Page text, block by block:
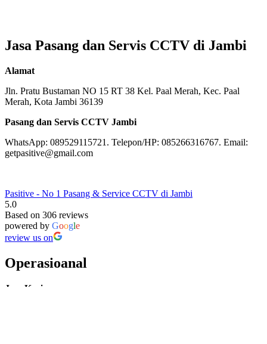
Jasa Pasang dan Servis CCTV di Jambi
Alamat
Jln. Pratu Bustaman NO 15 RT 38 Kel. Paal Merah, Kec. Paal
Merah, Kota Jambi 36139
Pasang dan Servis CCTV Jambi
WhatsApp: 089529115721. Telepon/HP: 085266316767. Email:
getpasitive@gmail.com
Pasitive - No 1 Pasang & Service CCTV di Jambi
5.0
Based on 306 reviews
powered by Google
review us on
Operasioanal
Jam Kerja